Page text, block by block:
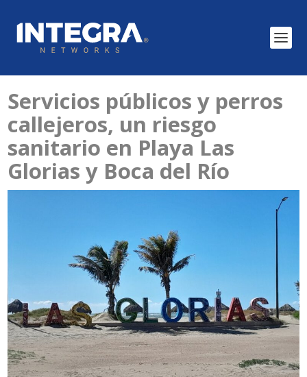
Servicios públicos y perros
callejeros, un riesgo
sanitario en Playa Las
Glorias y Boca del Río